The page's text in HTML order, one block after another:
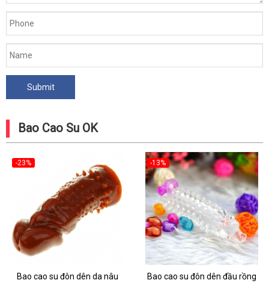
Bao Cao Su OK
-23%
Bao cao su đôn dên da nâu
-13%
Bao cao su đôn dên đầu rồng